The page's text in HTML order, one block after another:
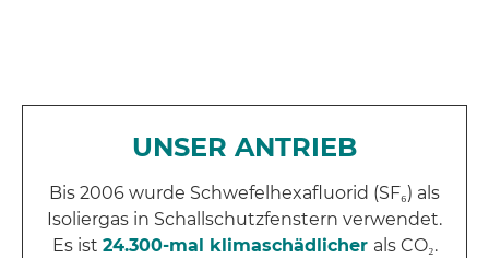
UNSER ANTRIEB
Bis 2006 wurde Schwefelhexafluorid (SF₆) als
Isoliergas in Schallschutzfenstern verwendet.
Es ist 24.300-mal klimaschädlicher als CO₂.